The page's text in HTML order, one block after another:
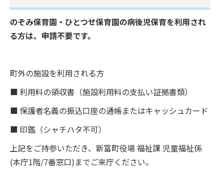
のぞみ保育園・ひとつせ保育園の病後児保育を利用され
る方は、申請不要です。
町外の施設を利用される方
■ 利用料の領収書（施設利用料の支払い証拠書類）
■ 保護者名義の振込口座の通帳またはキャッシュカード
■ 印鑑（シャチハタ不可）
上記をご持参いただき、新富町役場 福祉課 児童福祉係
(本庁1階/7番窓口)までご来庁ください。